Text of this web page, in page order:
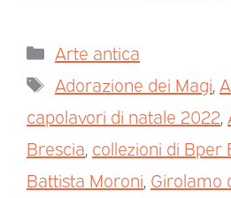
Arte antica
Adorazione dei Magi
capolavori di natale 2022
Brescia collezioni di Bper
Battista Moroni Girolamo